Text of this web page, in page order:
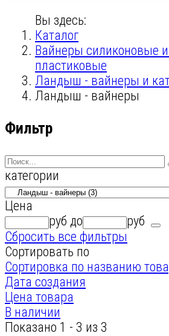
Вы здесь:
Каталог
Вайнеры силиконовые
пластиковые
Ландыш - вайнеры и
Ландыш - вайнеры
Фильтр
категории
Цена
руб до
руб
Сбросить все фильтры
Сортировать по
Сортировка по названию
Дата создания
Цена товара
В наличии
Показано 1 - 3 из 3